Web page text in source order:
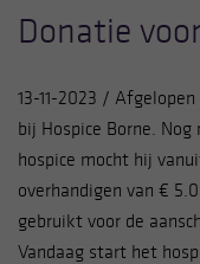
Donatie
13-11-2023 /
bij Hospice Borne.
hospice mocht hij
overhandigen van €
gebruikt voor de
Vandaag start het